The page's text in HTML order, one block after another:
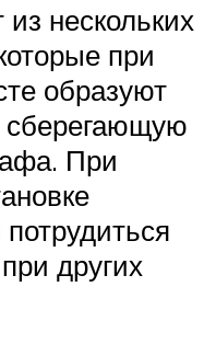
из нескольких
при
образуют
сберегающую
При
других